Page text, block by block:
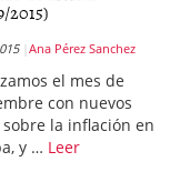
2015)
Ana Pérez Sanchez
el mes de
con nuevos
la inflación en
y … Leer